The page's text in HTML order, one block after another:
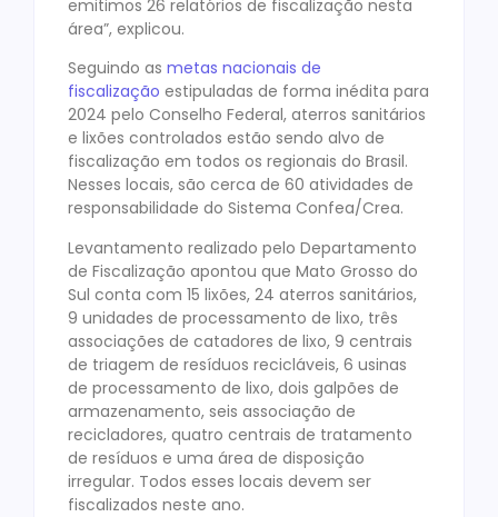
emitimos 26 relatórios de fiscalização nesta
área”, explicou.
Seguindo as metas nacionais de
fiscalização estipuladas de forma inédita para
2024 pelo Conselho Federal, aterros sanitários
e lixões controlados estão sendo alvo de
fiscalização em todos os regionais do Brasil.
Nesses locais, são cerca de 60 atividades de
responsabilidade do Sistema Confea/Crea.
Levantamento realizado pelo Departamento
de Fiscalização apontou que Mato Grosso do
Sul conta com 15 lixões, 24 aterros sanitários,
9 unidades de processamento de lixo, três
associações de catadores de lixo, 9 centrais
de triagem de resíduos recicláveis, 6 usinas
de processamento de lixo, dois galpões de
armazenamento, seis associação de
recicladores, quatro centrais de tratamento
de resíduos e uma área de disposição
irregular. Todos esses locais devem ser
fiscalizados neste ano.